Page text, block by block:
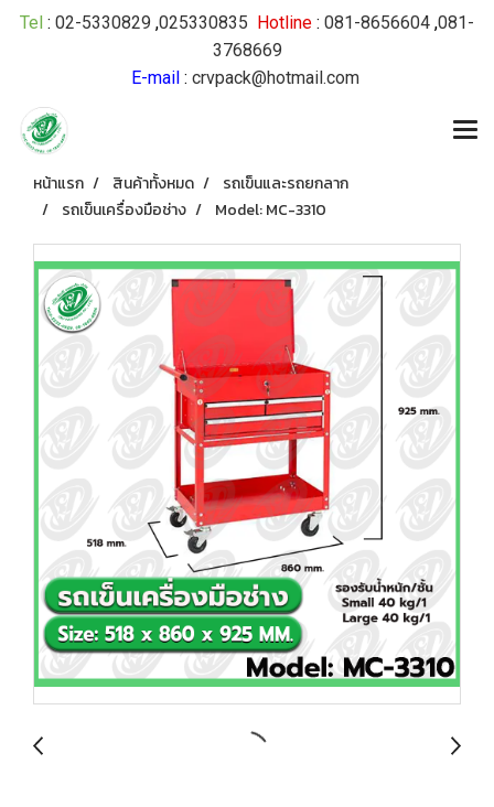
Tel : 02-5330829 ,025330835 Hotline : 081-8656604 ,081-
3768669
E-mail: crvpack@hotmail.com
หน้าแรก สินค้าทั้งหมด
รถเข็นและรถยกลาก
รถเข็นเครื่องมือช่าง
Model: MC-3310